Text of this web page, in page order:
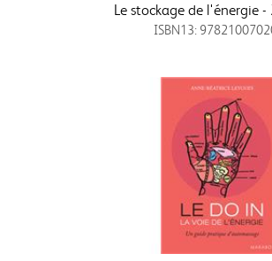
Le stockage de l'énergie
ISBN13: